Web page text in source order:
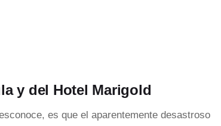
y del Hotel Marigold
es que el aparentemente desastroso